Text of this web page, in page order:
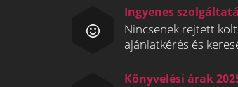
Ingyenes
Nincsenek rejtett
ajánlatkérés és
Könyvelési árak